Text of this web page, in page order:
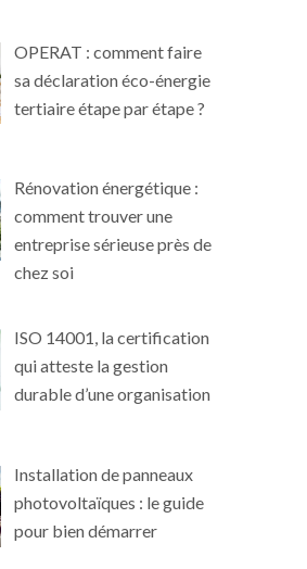
OPERAT : comment faire
sa déclaration éco-énergie
tertiaire étape par étape ?
Rénovation énergétique :
comment trouver une
entreprise sérieuse près de
chez soi
ISO 14001, la certification
qui atteste la gestion
durable d’une organisation
Installation de panneaux
photovoltaïques : le guide
pour bien démarrer